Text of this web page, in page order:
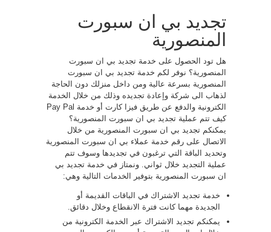
تجديد بي ان سبورت
المنصورية
هل تود الحصول على خدمة تجديد بي ان سبورت
المنصورية؟ نوفر لكم خدمة تجديد بي ان سبورت
المنصورية بسرعة عالية ومن داخل منزلك دون الحاجة
لذهاب الى شركة وإعادة تجديده وذلك من خلال الخدمة
الكترونية والدفع عن طريق فيزا كارت أو خدمة Pay Pal
كيف تتم عملية تجديد بي ان سبورت المنصورية؟
يمكنكم تجديد بي ان سبورت المنصورية من خلال
الاتصال على رقم خدمة عملاء بي ان سبورت المنصورية
وتحديد الباقة التي ترغبون في تجديدها وسوف تتم
عملية التجديد خلال ثواني. ونمتاز في خدمة تجديد بي
ان سبورت المنصورية بتوفير الخدمات التالية وهي:
خدمة تجديد الاشتراك في الباقات القديمة أو
الجديدة مهما كانت فترة الانقطاع وخلال دقائق.
يمكنكم تجديد الاشتراك عبر الخدمة الكترونية من